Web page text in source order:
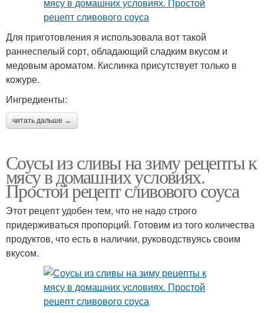
Для приготовления я использовала вот такой
раннеспелый сорт, обладающий сладким вкусом и
медовым ароматом. Кислинка присутствует только в
кожуре.
Ингредиенты:
читать дальше →
Соусы из сливы на зиму рецепты к
мясу в домашних условиях.
Простой рецепт сливового соуса
Этот рецепт удобен тем, что не надо строго
придерживаться пропорций. Готовим из того количества
продуктов, что есть в наличии, руководствуясь своим
вкусом.